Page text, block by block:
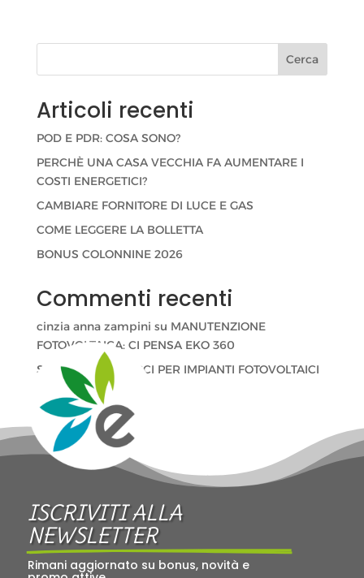
Cerca
Articoli recenti
POD E PDR: COSA SONO?
PERCHÈ UNA CASA VECCHIA FA AUMENTARE I
COSTI ENERGETICI?
CAMBIARE FORNITORE DI LUCE E GAS
COME LEGGERE LA BOLLETTA
BONUS COLONNINE 2026
Commenti recenti
cinzia anna zampini su MANUTENZIONE
FOTOVOLTAICA: CI PENSA EKO 360
Stefano Velati
CCI PER IMPIANTI FOTOVOLTAICI
ISCRIVITI ALLA
NEWSLETTER
Rimani aggiornato su bonus, novità e